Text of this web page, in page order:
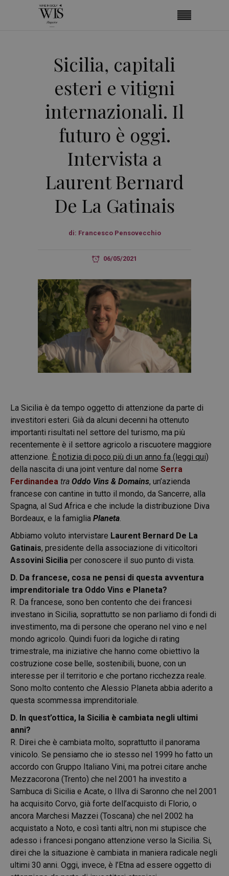
Sicilia, capitali
esteri e vitigni
internazionali. Il
futuro è oggi.
Intervista a
Laurent Bernard
De La Gatinais
di: Francesco Pensovecchio
06/05/2021
La Sicilia è da tempo oggetto di attenzione da parte di
investitori esteri. Già da alcuni decenni ha ottenuto
importanti risultati nel settore del turismo, ma più
recentemente è il settore agricolo a riscuotere maggiore
attenzione. È notizia di poco più di un anno fa (leggi qui)
della nascita di una joint venture dal nome Serra
Ferdinandea tra Oddo Vins & Domains, un’azienda
francese con cantine in tutto il mondo, da Sancerre, alla
Spagna, al Sud Africa e che include la distribuzione Diva
Bordeaux, e la famiglia Planeta.
Abbiamo voluto intervistare Laurent Bernard De La
Gatinais, presidente della associazione di viticoltori
Assovini Sicilia per conoscere il suo punto di vista.
D. Da francese, cosa ne pensi di questa avventura
imprenditoriale tra Oddo Vins e Planeta?
R. Da francese, sono ben contento che dei francesi
investano in Sicilia, soprattutto se non parliamo di fondi di
investimento, ma di persone che operano nel vino e nel
mondo agricolo. Quindi fuori da logiche di rating
trimestrale, ma iniziative che hanno come obiettivo la
costruzione cose belle, sostenibili, buone, con un
interesse per il territorio e che portano ricchezza reale.
Sono molto contento che Alessio Planeta abbia aderito a
questa scommessa imprenditoriale.
D. In quest’ottica, la Sicilia è cambiata negli ultimi
anni?
R. Direi che è cambiata molto, soprattutto il panorama
vinicolo. Se pensiamo che io stesso nel 1999 ho fatto un
accordo con Gruppo Italiano Vini, ma potrei citare anche
Mezzacorona (Trento) che nel 2001 ha investito a
Sambuca di Sicilia e Acate, o Illva di Saronno che nel 2001
ha acquisito Corvo, già forte dell’acquisto di Florio, o
ancora Marchesi Mazzei (Toscana) che nel 2002 ha
acquistato a Noto, e così tanti altri, non mi stupisce che
adesso i francesi pongano attenzione verso la Sicilia. Si,
direi che la situazione è cambiata in maniera radicale negli
ultimi 30 anni. Oggi, invece, è l’Etna ad essere oggetto di